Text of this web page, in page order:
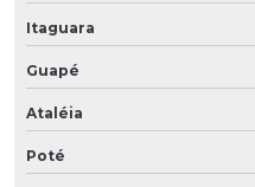
Itaguara
Guapé
Ataléia
Poté